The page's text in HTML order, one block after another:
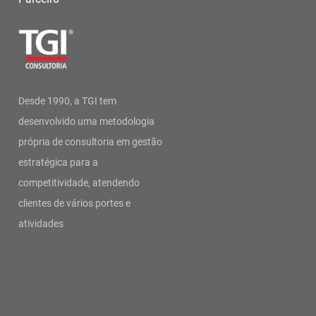
Desde 1990, a TGI tem
desenvolvido uma metodologia
própria de consultoria em gestão
estratégica para a
competitividade, atendendo
clientes de vários portes e
atividades